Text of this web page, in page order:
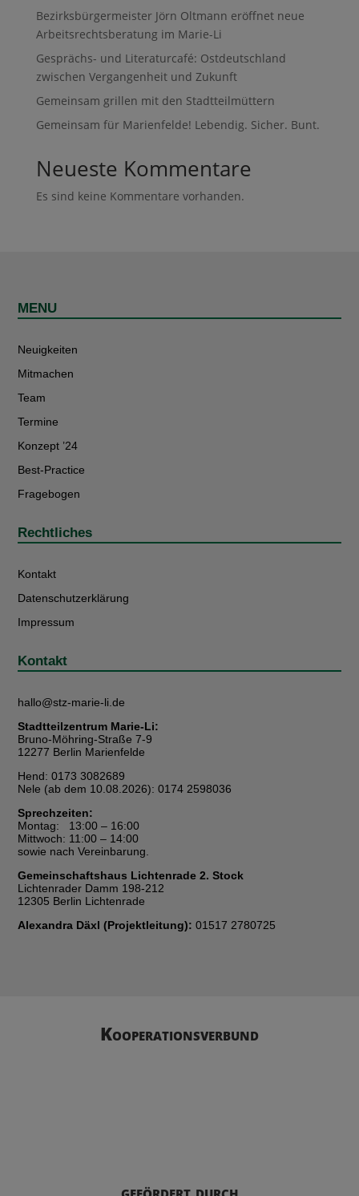
Bezirksbürgermeister Jörn Oltmann eröffnet neue
Arbeitsrechtsberatung im Marie-Li
Gesprächs- und Literaturcafé: Ostdeutschland
zwischen Vergangenheit und Zukunft
Gemeinsam grillen mit den Stadtteilmüttern
Gemeinsam für Marienfelde! Lebendig. Sicher. Bunt.
Neueste Kommentare
Es sind keine Kommentare vorhanden.
MENU
Neuigkeiten
Mitmachen
Team
Termine
Konzept ’24
Best-Practice
Fragebogen
Rechtliches
Kontakt
Datenschutzerklärung
Impressum
Kontakt
hallo@stz-marie-li.de
Stadtteilzentrum Marie-Li:
Bruno-Möhring-Straße 7-9
12277 Berlin Marienfelde
Hend: 0173 3082689
Nele (ab dem 10.08.2026): 0174 2598036
Sprechzeiten:
Montag: 13:00 – 16:00
Mittwoch: 11:00 – 14:00
sowie nach Vereinbarung.
Gemeinschaftshaus Lichtenrade 2. Stock
Lichtenrader Damm 198-212
12305 Berlin Lichtenrade
Alexandra Däxl (Projektleitung):01517 2780725
Kooperations­­verbund